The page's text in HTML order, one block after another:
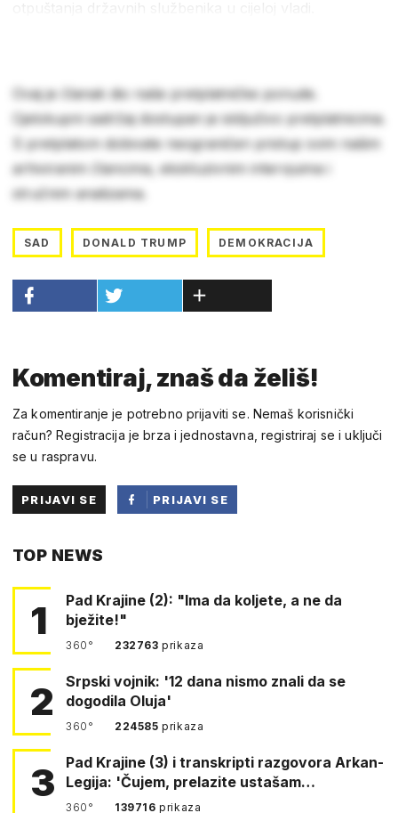
Ovaj je članak dio naše pretplatničke ponude.
Cjelokupni sadržaj dostupan je isključivo pretplatnicima.
S pretplatom dobivate neograničen pristup svim našim
arhiviranim člancima, ekskluzivnim intervjuima i
stručnim analizama.
SAD DONALD TRUMP DEMOKRACIJA
Komentiraj, znaš da želiš!
Za komentiranje je potrebno prijaviti se. Nemaš korisnički
račun? Registracija je brza i jednostavna, registriraj se i uključi
se u raspravu.
PRIJAVI SE
PRIJAVI SE
TOP NEWS
1
Pad Krajine (2): "Ima da koljete, a ne da
bježite!"
360° 232763prikaza
2
Srpski vojnik: '12 dana nismo znali da se
dogodila Oluja'
360° 224585prikaza
3
Pad Krajine (3) i transkripti razgovora Arkan-
Legija: 'Čujem, prelazite ustašam…
360° 139716prikaza